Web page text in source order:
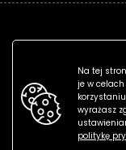
Na tej
je w
wyrażasz
politykę